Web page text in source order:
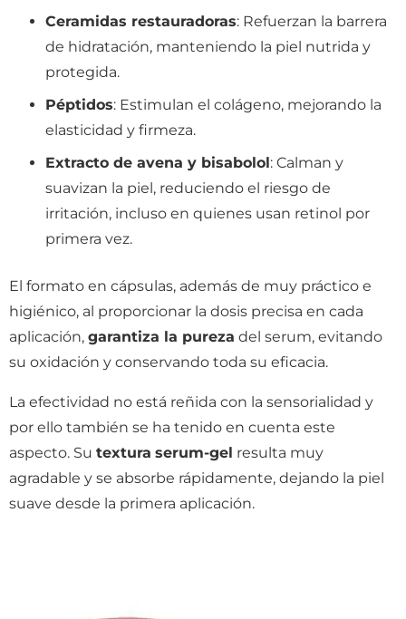
Ceramidas restauradoras: Refuerzan la barrera
de hidratación, manteniendo la piel nutrida y
protegida.
Péptidos: Estimulan el colágeno, mejorando la
elasticidad y firmeza.
Extracto de avena y bisabolol: Calman y
suavizan la piel, reduciendo el riesgo de
irritación, incluso en quienes usan retinol por
primera vez.
El formato en cápsulas, además de muy práctico e
higiénico, al proporcionar la dosis precisa en cada
aplicación, garantiza la pureza del serum, evitando
su oxidación y conservando toda su eficacia.
La efectividad no está reñida con la sensorialidad y
por ello también se ha tenido en cuenta este
aspecto. Su textura serum-gel resulta muy
agradable y se absorbe rápidamente, dejando la piel
suave desde la primera aplicación.